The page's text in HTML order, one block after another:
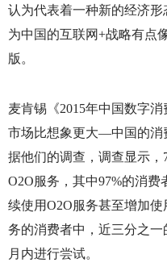
认为代表着一种新的经济形
为中国的互联网+战略有点
版。
麦肯锡《2015年中国数字消
市场比想象更大—中国的消
据他们的调查，调查显示，
O2O服务，其中97%的消费
续使用O2O服务甚至增加
务的消费者中，近三分之
月内进行尝试。